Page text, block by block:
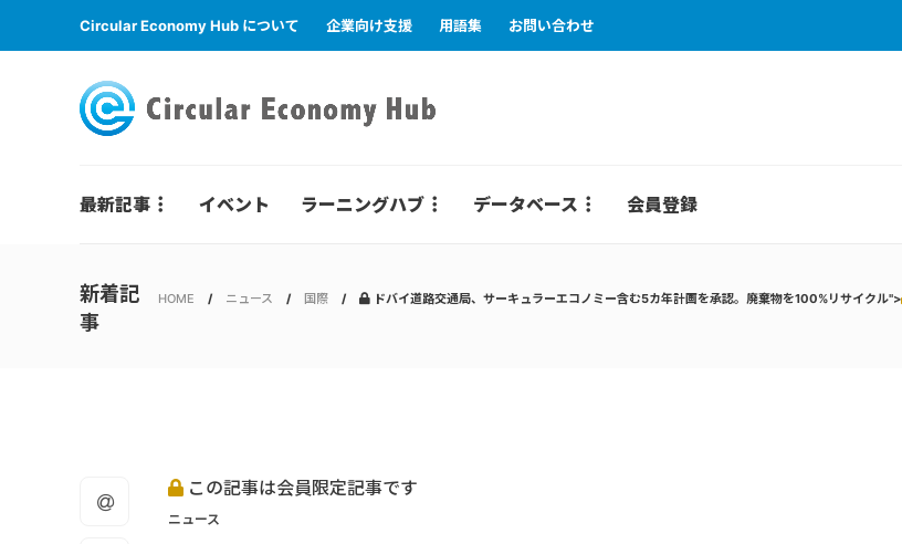
Circular Economy Hub について 企業向け支援 用語集 お問い合わせ
最新記事 イベント ラーニングハブ データベース 会員登録
新着記
事
HOME ニュース 国際 ドバイ道路交通局、サーキュラーエコノミー含む5カ年計画を承認。廃棄物を100%リサイクル">
この記事は会員限定記事です
ニュース